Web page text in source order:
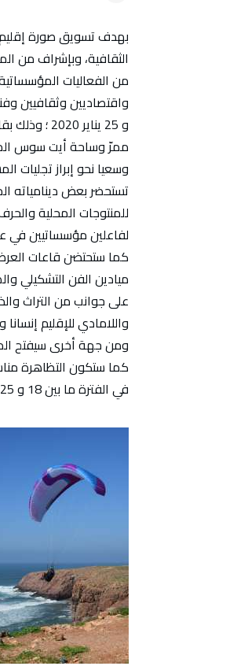
بهدف تسويق صورة إقليم
الثقافية، وبإشراف من
من الفعاليات
و 25
ممرّ وساحة أيت سوس
وسعيا نحو إبراز تجليات
للمنتوجات المحلية
لفاعلين مؤسساتيين في
كما ستحتضن قاعات العرض
ميادين الفن التشكيلي
على جوانب من التراث
واللامادي للإقليم إنسانا
ومن جهة أخرى سيفتح
كما ستكون التظاهرة
في الفترة ما بين 18 و 25 يناير 2020